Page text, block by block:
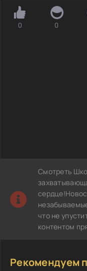
0 0
Смотреть
что не
контентом
Рекомендуем